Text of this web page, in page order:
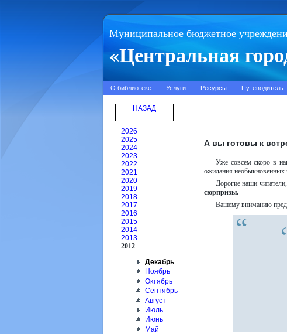
Муниципальное бюджетное
«Центральная
О библиотеке Услуги Ресурсы Путеводитель
НАЗАД
2026
2025
2024
2023
2022
2021
2020
2019
2018
2017
2016
2015
2014
2013
2012
Декабрь
Ноябрь
Октябрь
Сентябрь
Август
Июль
Июнь
Май
А вы готовы к
Уже совсем скоро в
ожидания необыкновенных
Дорогие наши
сюрпризы.
Вашему вниманию